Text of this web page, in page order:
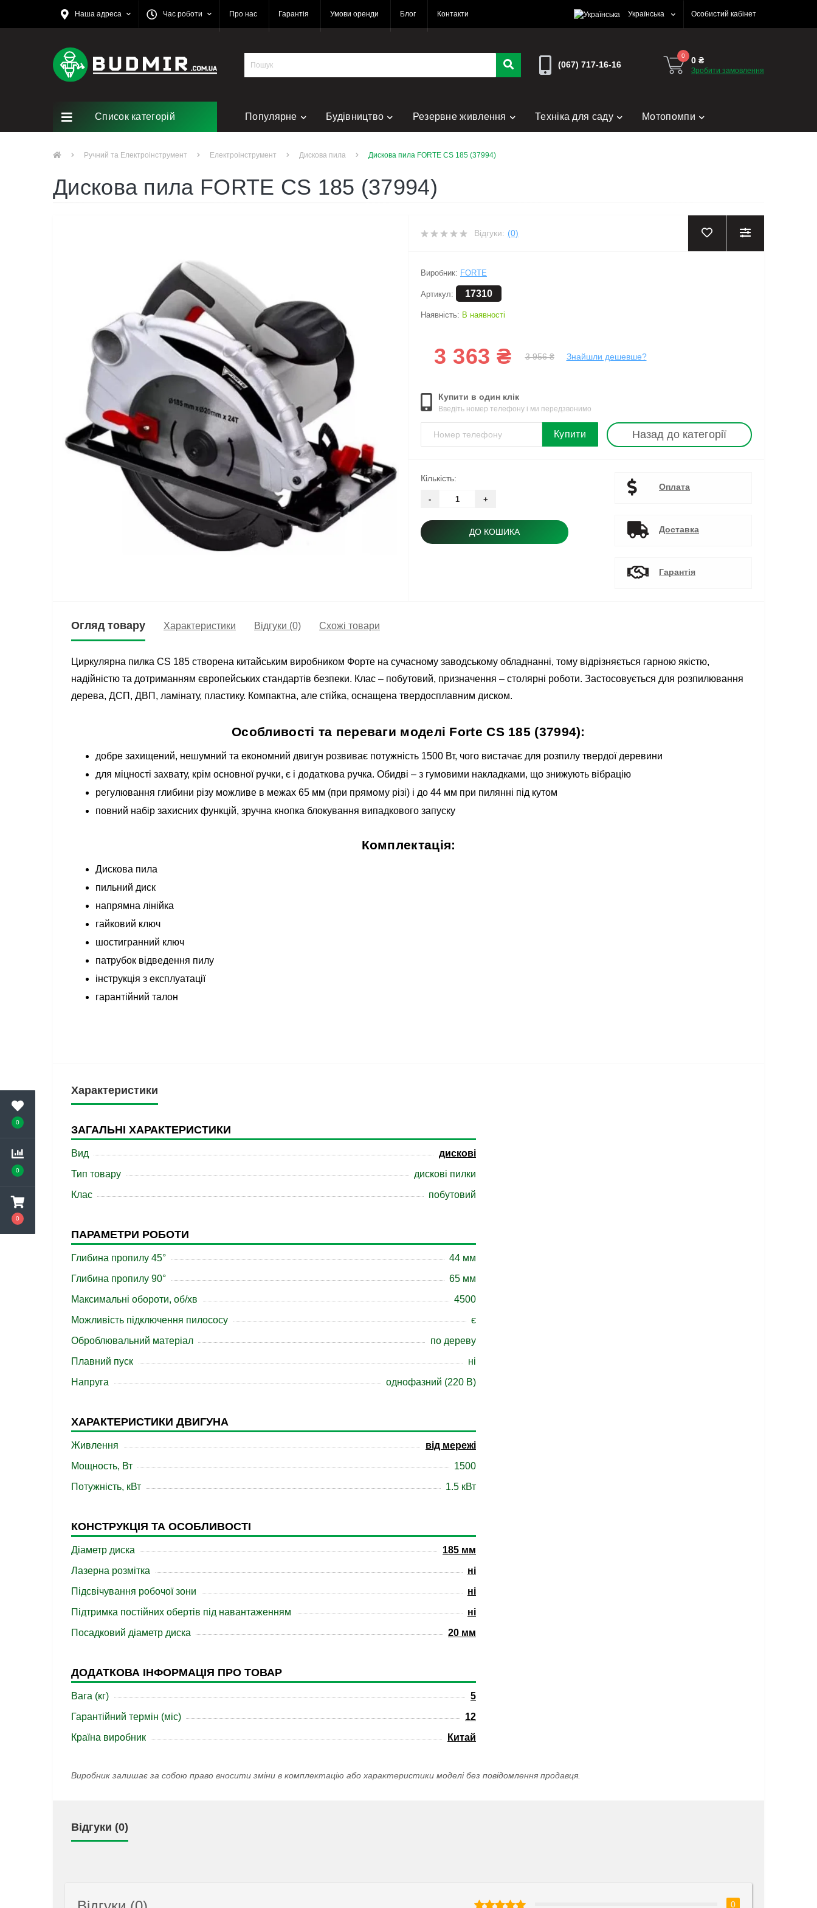
0
0
0
Наша адреса Час роботи Про нас Гарантія Умови оренди Блог Контакти Українська Особистий кабінет
(067) 717-16-16
0 0 ₴
Зробити замовлення
Список категорій Популярне Будівництво Резервне живлення Техніка для саду Мотопомпи
Ручний та Електроінструмент Електроінструмент Дискова пила Дискова пила FORTE CS 185 (37994)
Дискова пила FORTE CS 185 (37994)
Відгуки: (0)
Виробник: FORTE
Артикул: 17310
Наявність: В наявності
3 363 ₴ 3 956 ₴ Знайшли дешевше?
Купити в один клік
Введіть номер телефону і ми передзвонимо
Купити Назад до категорії
Кількість:
- +
ДО КОШИКА
Оплата
Доставка
Гарантія
Огляд товару Характеристики Відгуки (0) Схожі товари
Циркулярна пилка CS 185 створена китайським виробником Форте на сучасному заводському обладнанні, тому відрізняється гарною якістю,
надійністю та дотриманням європейських стандартів безпеки. Клас – побутовий, призначення – столярні роботи. Застосовується для розпилювання
дерева, ДСП, ДВП, ламінату, пластику. Компактна, але стійка, оснащена твердосплавним диском.
Особливості та переваги моделі Forte CS 185 (37994):
добре захищений, нешумний та економний двигун розвиває потужність 1500 Вт, чого вистачає для розпилу твердої деревини
для міцності захвату, крім основної ручки, є і додаткова ручка. Обидві – з гумовими накладками, що знижують вібрацію
регулювання глибини різу можливе в межах 65 мм (при прямому різі) і до 44 мм при пилянні під кутом
повний набір захисних функцій, зручна кнопка блокування випадкового запуску
Комплектація:
Дискова пила
пильний диск
напрямна лінійка
гайковий ключ
шостигранний ключ
патрубок відведення пилу
інструкція з експлуатації
гарантійний талон
Характеристики
ЗАГАЛЬНІ ХАРАКТЕРИСТИКИ
Вид
дискові
Тип товару
дискові пилки
Клас
побутовий
ПАРАМЕТРИ РОБОТИ
Глибина пропилу 45°
44 мм
Глибина пропилу 90°
65 мм
Максимальні обороти, об/хв
4500
Можливість підключення пилососу
є
Оброблювальний матеріал
по дереву
Плавний пуск
ні
Напруга
однофазний (220 В)
ХАРАКТЕРИСТИКИ ДВИГУНА
Живлення
від мережі
Мощность, Вт
1500
Потужність, кВт
1.5 кВт
КОНСТРУКЦІЯ ТА ОСОБЛИВОСТІ
Діаметр диска
185 мм
Лазерна розмітка
ні
Підсвічування робочої зони
ні
Підтримка постійних обертів під навантаженням
ні
Посадковий діаметр диска
20 мм
ДОДАТКОВА ІНФОРМАЦІЯ ПРО ТОВАР
Вага (кг)
5
Гарантійний термін (міс)
12
Країна виробник
Китай
Виробник залишає за собою право вносити зміни в комплектацію або характеристики моделі без повідомлення продавця.
Відгуки (0)
0